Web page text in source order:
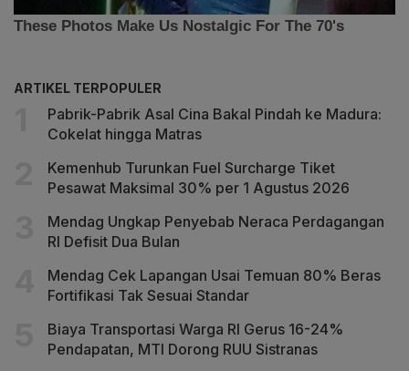
ARTIKEL TERPOPULER
Pabrik-Pabrik Asal Cina Bakal Pindah ke Madura:
Cokelat hingga Matras
Kemenhub Turunkan Fuel Surcharge Tiket
Pesawat Maksimal 30% per 1 Agustus 2026
Mendag Ungkap Penyebab Neraca Perdagangan
RI Defisit Dua Bulan
Mendag Cek Lapangan Usai Temuan 80% Beras
Fortifikasi Tak Sesuai Standar
Biaya Transportasi Warga RI Gerus 16-24%
Pendapatan, MTI Dorong RUU Sistranas